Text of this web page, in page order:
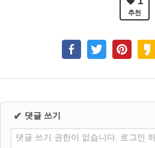
추천
✔ 댓글 쓰기
댓글 쓰기 권한이 없습니다. 로그인